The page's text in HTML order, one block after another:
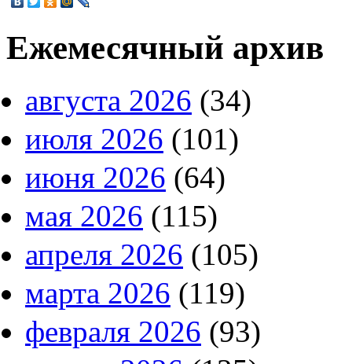
Ежемесячный архив
августа 2026 (34)
июля 2026 (101)
июня 2026 (64)
мая 2026 (115)
апреля 2026 (105)
марта 2026 (119)
февраля 2026 (93)